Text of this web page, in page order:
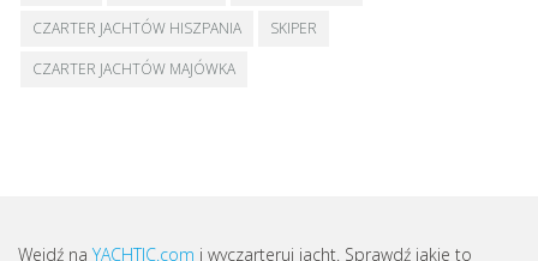
CZARTER JACHTÓW HISZPANIA
SKIPER
CZARTER JACHTÓW MAJÓWKA
Wejdź na YACHTIC.com i wyczarteruj jacht. Sprawdź jakie to